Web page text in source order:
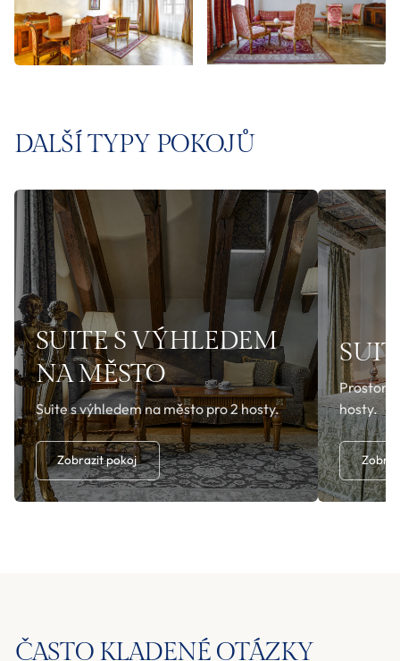
DALŠÍ TYPY POKOJŮ
SUITE S VÝHLEDEM
NA MĚSTO
Suite s výhledem na město pro 2 hosty.
Zobrazit pokoj
hosty.
ČASTO KLADENÉ OTÁZKY